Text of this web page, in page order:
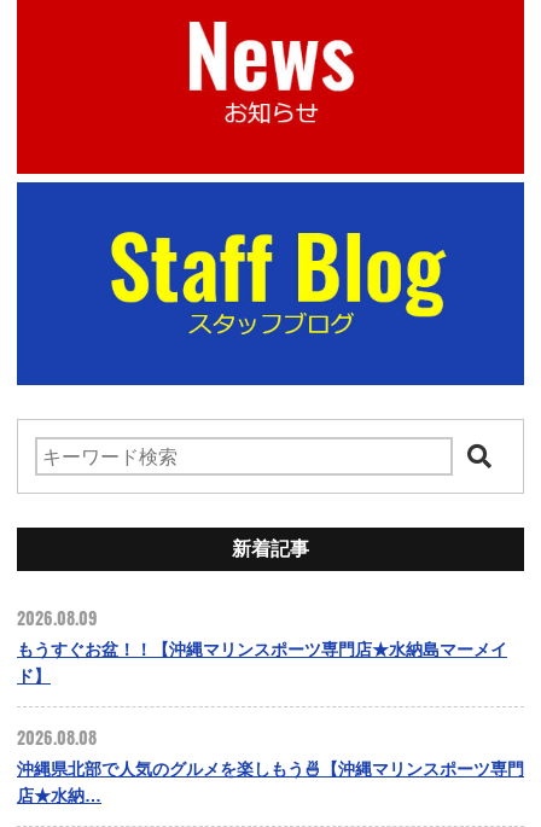
新着記事
2026.08.09
もうすぐお盆！！【沖縄マリンスポーツ専門店★水納島マーメイ
ド】
2026.08.08
沖縄県北部で人気のグルメを楽しもう🍜【沖縄マリンスポーツ専門
店★水納…